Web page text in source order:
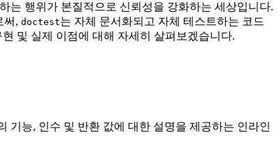
는 행위가 본질적으로 신뢰성을 강화하는 세상입니다.
써, doctest는 자체 문서화되고 자체 테스트하는 코드
및 실제 이점에 대해 자세히 살펴보겠습니다.
기능, 인수 및 반환 값에 대한 설명을 제공하는 인라인